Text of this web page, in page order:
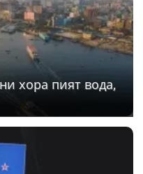
хора пият вода,